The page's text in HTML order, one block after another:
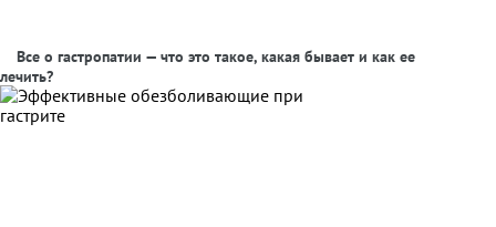
Все о гастропатии — что это такое, какая бывает и как ее
лечить?